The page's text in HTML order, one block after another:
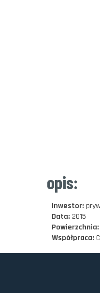
opis:
Inwestor:
Data: 2015
Powierzchnia:
Współpraca: